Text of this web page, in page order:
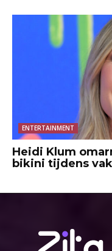
ENTERTAINMENT
Heidi Klum
bikini tijdens